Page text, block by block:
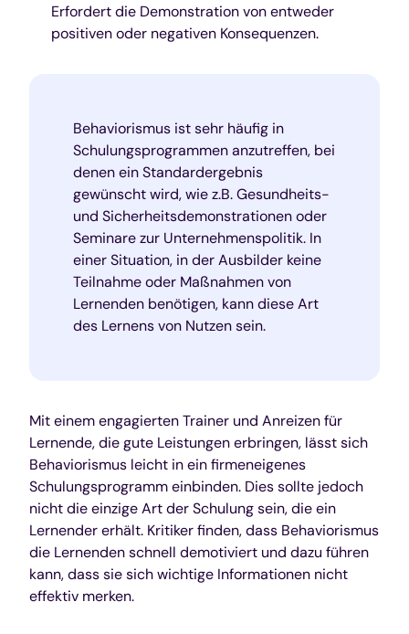
Erfordert die Demonstration von entweder
positiven oder negativen Konsequenzen.
Behaviorismus ist sehr häufig in
Schulungsprogrammen anzutreffen, bei
denen ein Standardergebnis
gewünscht wird, wie z.B. Gesundheits-
und Sicherheitsdemonstrationen oder
Seminare zur Unternehmenspolitik. In
einer Situation, in der Ausbilder keine
Teilnahme oder Maßnahmen von
Lernenden benötigen, kann diese Art
des Lernens von Nutzen sein.
Mit einem engagierten Trainer und Anreizen für
Lernende, die gute Leistungen erbringen, lässt sich
Behaviorismus leicht in ein firmeneigenes
Schulungsprogramm einbinden. Dies sollte jedoch
nicht die einzige Art der Schulung sein, die ein
Lernender erhält. Kritiker finden, dass Behaviorismus
die Lernenden schnell demotiviert und dazu führen
kann, dass sie sich wichtige Informationen nicht
effektiv merken.